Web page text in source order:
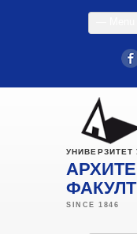
УНИВЕРЗИТЕТ